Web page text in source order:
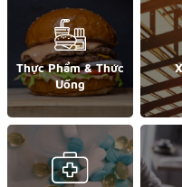
Thực Phẩm & Thức
Uống